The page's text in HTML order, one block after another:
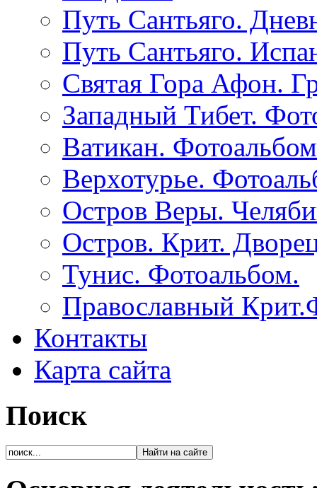
Путь Сантьяго.
Путь Сантьяго.
Святая Гора Афон.
Западный Тибет.
Ватикан.
Верхотурье.
Остров Веры.
Остров. Крит.
Тунис. Фотоальбом.
Православный
Контакты
Карта сайта
Поиск